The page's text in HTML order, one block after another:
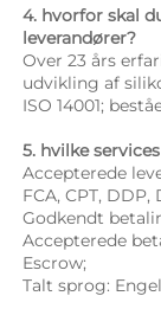
4. hvorfor skal
leverandører?
Over 23 års
udvikling af
ISO 14001;
5. hvilke
Accepterede
FCA, CPT,
Godkendt
Accepterede
Escrow;
Talt sprog: